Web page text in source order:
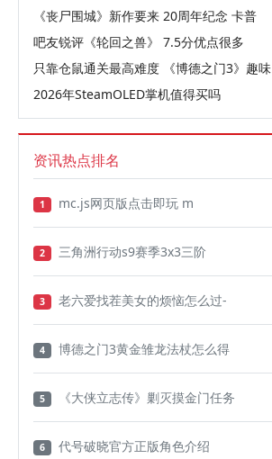
《丧尸围城》新作要来 20周年纪念 卡普
吧友锐评《轮回之兽》 7.5分优点很多
只靠仓鼠通关最高难度 《博德之门3》趣味
2026年SteamOLED掌机值得买吗
资讯热点排名
1 mc.js网页版点击即玩 m
2 三角洲行动s9赛季3x3三阶
3 老六爱找茬美女的烦恼怎么过-
4 博德之门3黄金雏龙法杖怎么得
5 《大侠立志传》剿灭摸金门任务
6 代号破晓官方正版角色介绍